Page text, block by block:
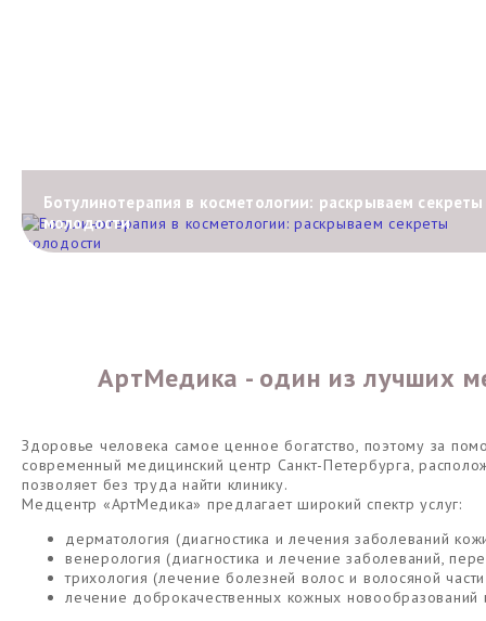
Ботулинотерапия в косметологии: раскрываем секреты
молодости
АртМедика - один из лучших
Здоровье человека самое ценное богатство, поэтому за
современный медицинский центр Санкт-Петербурга,
позволяет без труда найти клинику.
Медцентр «АртМедика» предлагает широкий спектр услуг:
дерматология (диагностика и лечения заболеваний
венерология (диагностика и лечение заболеваний,
трихология (лечение болезней волос и волосяной
лечение доброкачественных кожных новообразований